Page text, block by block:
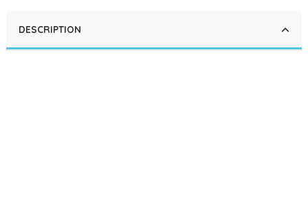
DESCRIPTION